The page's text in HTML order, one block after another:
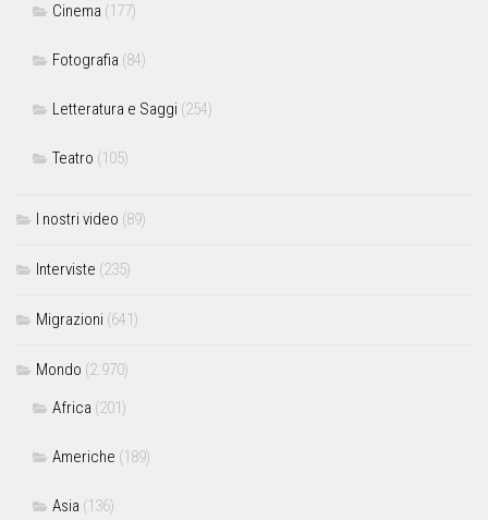
Cinema (177)
Fotografia (84)
Letteratura e Saggi (254)
Teatro (105)
I nostri video (89)
Interviste (235)
Migrazioni (641)
Mondo (2.970)
Africa (201)
Americhe (189)
Asia (136)